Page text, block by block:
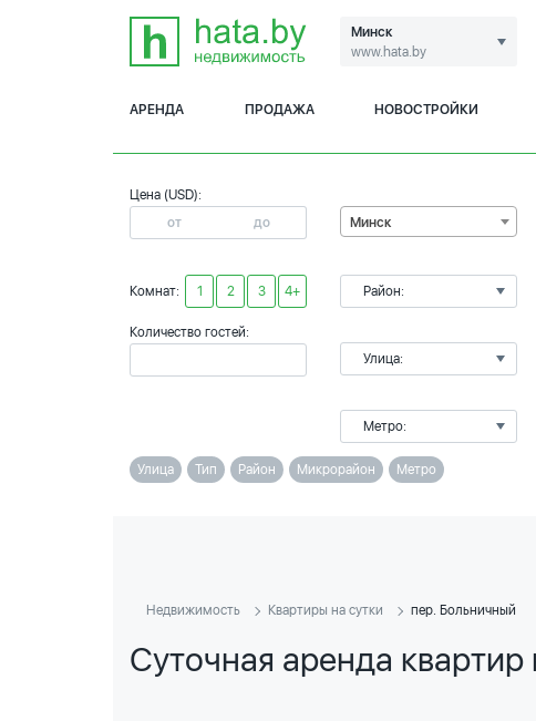
Минск
www.hata.by
АРЕНДА ПРОДАЖА НОВОСТРОЙКИ
Цена (USD):
Комнат: 1 2 3 4+
Количество гостей:
Минск
Район:
Улица:
Метро:
Улица Тип Район Микрорайон Метро
Недвижимость Квартиры на сутки пер. Больничный
Суточная аренда